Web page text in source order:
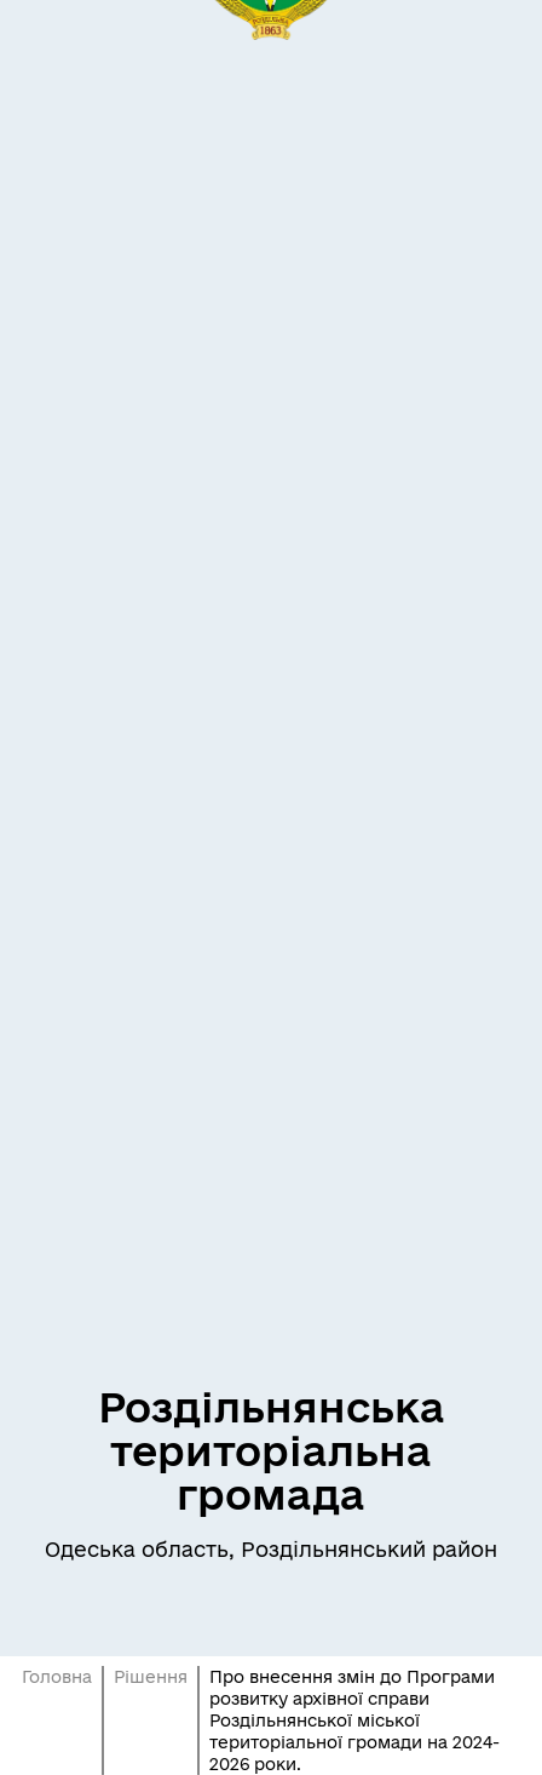
Роздільнянська
територіальна
громада
Одеська область, Роздільнянський район
Головна Рішення
Про внесення змін до Програми
розвитку архівної справи
Роздільнянської міської
територіальної громади на 2024-
2026 роки.